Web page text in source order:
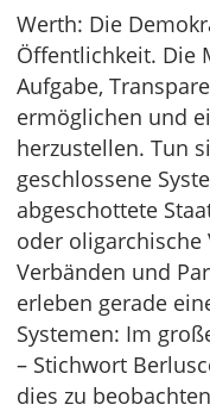
Werth: Die
Öffentlichkeit. Die
Aufgabe,
ermöglichen und
herzustellen. Tun
geschlossene
abgeschottete
oder oligarchische
Verbänden und
erleben gerade
Systemen: Im
– Stichwort
dies zu